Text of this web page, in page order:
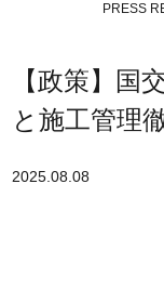
PRESS
【政策】国
と施工管理
2025.08.08